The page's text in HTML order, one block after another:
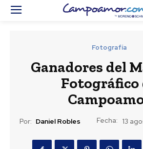
Fotografía
Ganadores del
Fotográfico
Por: Daniel Robles Fecha: 13